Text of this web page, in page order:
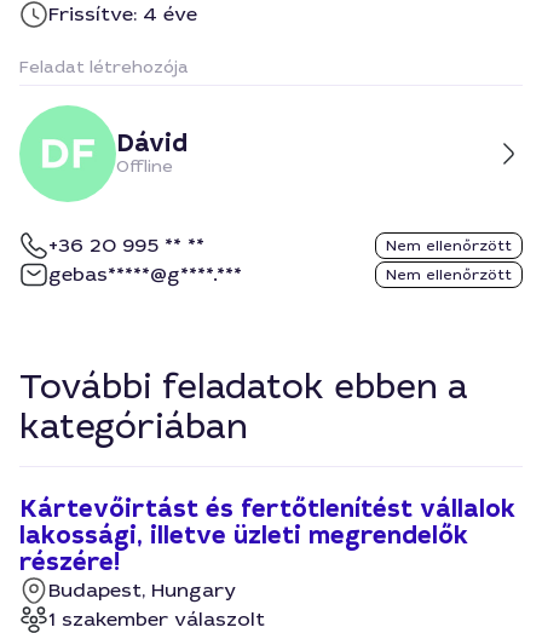
Frissítve: 4 éve
Feladat létrehozója
Dávid
Offline
+36 20 995 ** ** Nem ellenőrzött
gebas*****@g****.*** Nem ellenőrzött
További feladatok ebben a
kategóriában
Kártevőirtást és fertőtlenítést vállalok
lakossági, illetve üzleti megrendelők
részére!
Budapest, Hungary
1 szakember válaszolt